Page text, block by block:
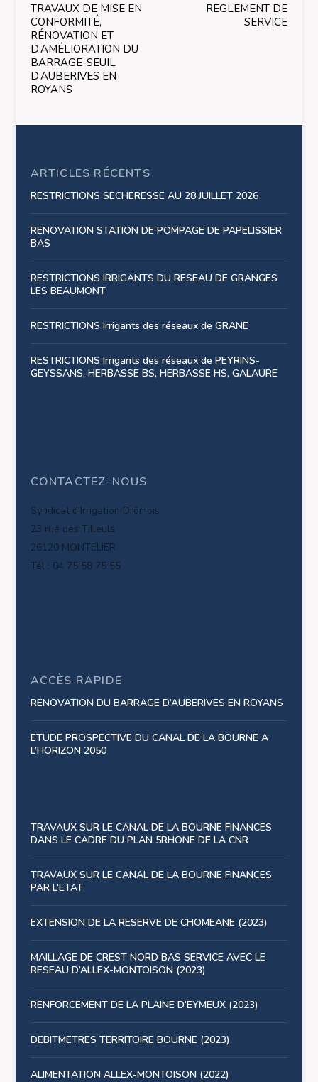
TRAVAUX DE MISE EN
CONFORMITÉ,
RÉNOVATION ET
D’AMÉLIORATION DU
BARRAGE-SEUIL
D’AUBERIVES EN
ROYANS
REGLEMENT DE
SERVICE
ARTICLES RÉCENTS
RESTRICTIONS SECHERESSE AU 28 JUILLET 2026
RENOVATION STATION DE POMPAGE DE PAPELISSIER
BAS
RESTRICTIONS IRRIGANTS DU RESEAU DE GRANGES
LES BEAUMONT
RESTRICTIONS Irrigants des réseaux de GRANE
RESTRICTIONS Irrigants des réseaux de PEYRINS-
GEYSSANS, HERBASSE BS, HERBASSE HS, GALAURE
CONTACTEZ-NOUS
Syndicat d'Irrigation Drômois
23 rue des Tilleuls
26120 MONTELIER
Tél : 04 75 58 75 55
ACCÈS RAPIDE
RENOVATION DU BARRAGE D’AUBERIVES EN ROYANS
ETUDE PROSPECTIVE DU CANAL DE LA BOURNE A
L’HORIZON 2050
TRAVAUX SUR LE CANAL DE LA BOURNE FINANCES
DANS LE CADRE DU PLAN 5RHONE DE LA CNR
TRAVAUX SUR LE CANAL DE LA BOURNE FINANCES
PAR L’ETAT
EXTENSION DE LA RESERVE DE CHOMEANE (2023)
MAILLAGE DE CREST NORD BAS SERVICE AVEC LE
RESEAU D’ALLEX-MONTOISON (2023)
RENFORCEMENT DE LA PLAINE D’EYMEUX (2023)
DEBITMETRES TERRITOIRE BOURNE (2023)
ALIMENTATION ALLEX-MONTOISON (2022)